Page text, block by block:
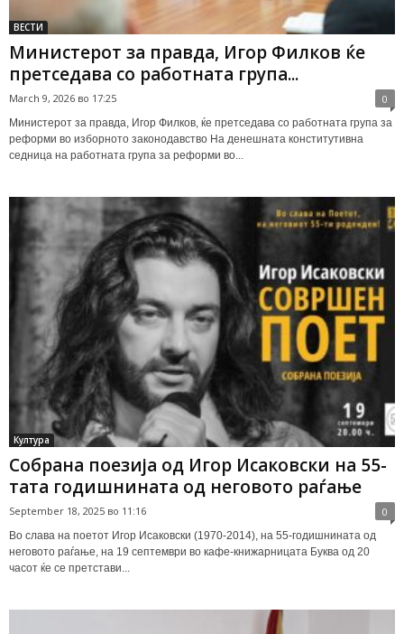
ВЕСТИ
Министерот за правда, Игор Филков ќе
претседава со работната група...
March 9, 2026 во 17:25 0
Министерот за правда, Игор Филков, ќе претседава со работната група за
реформи во изборното законодавство На денешната конститутивна
седница на работната група за реформи во...
Култура
Собрана поезија од Игор Исаковски на 55-
тата годишнината од неговото раѓање
September 18, 2025 во 11:16 0
Во слава на поетот Игор Исаковски (1970-2014), на 55-годишнината од
неговото раѓање, на 19 септември во кафе-книжарницата Буква од 20
часот ќе се претстави...